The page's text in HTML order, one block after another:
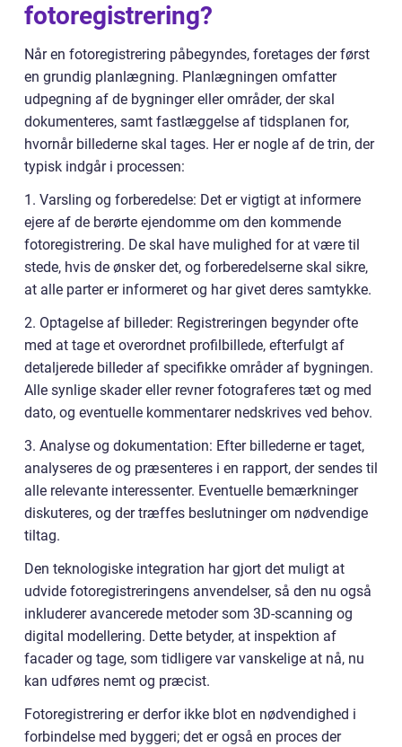
fotoregistrering?
Når en fotoregistrering påbegyndes, foretages der først
en grundig planlægning. Planlægningen omfatter
udpegning af de bygninger eller områder, der skal
dokumenteres, samt fastlæggelse af tidsplanen for,
hvornår billederne skal tages. Her er nogle af de trin, der
typisk indgår i processen:
1. Varsling og forberedelse: Det er vigtigt at informere
ejere af de berørte ejendomme om den kommende
fotoregistrering. De skal have mulighed for at være til
stede, hvis de ønsker det, og forberedelserne skal sikre,
at alle parter er informeret og har givet deres samtykke.
2. Optagelse af billeder: Registreringen begynder ofte
med at tage et overordnet profilbillede, efterfulgt af
detaljerede billeder af specifikke områder af bygningen.
Alle synlige skader eller revner fotograferes tæt og med
dato, og eventuelle kommentarer nedskrives ved behov.
3. Analyse og dokumentation: Efter billederne er taget,
analyseres de og præsenteres i en rapport, der sendes til
alle relevante interessenter. Eventuelle bemærkninger
diskuteres, og der træffes beslutninger om nødvendige
tiltag.
Den teknologiske integration har gjort det muligt at
udvide fotoregistreringens anvendelser, så den nu også
inkluderer avancerede metoder som 3D-scanning og
digital modellering. Dette betyder, at inspektion af
facader og tage, som tidligere var vanskelige at nå, nu
kan udføres nemt og præcist.
Fotoregistrering er derfor ikke blot en nødvendighed i
forbindelse med byggeri; det er også en proces der